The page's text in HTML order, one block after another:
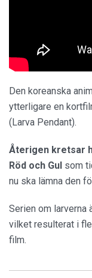
Den koreanska
ytterligare en
(Larva Pendant).
Återigen kretsar
Röd och Gul som
nu ska lämna den
Serien om larverna
vilket resulterat i
film.